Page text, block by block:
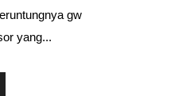
gw
yang...